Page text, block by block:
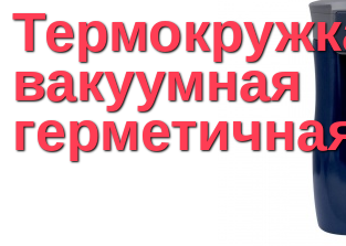
Текстиль для ванной комнаты
Кухонные приспособления
Кухонный текстиль
Ножи разделочные доски
Фоторамки и фотоальбомы
вакуумная